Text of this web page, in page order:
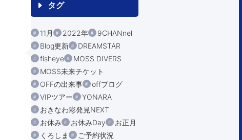
タグ
11月 2022年
9CHANnel
Blog更新
DREAMSTAR
fisheye
MOSS DIVERS
MOSS未来チケット
OFFの出来事
offブログ
VIPツアー
YONARA
おきなわ彩発見NEXT
お休み
お休みDay
お正月
くろしま
ご予約状況